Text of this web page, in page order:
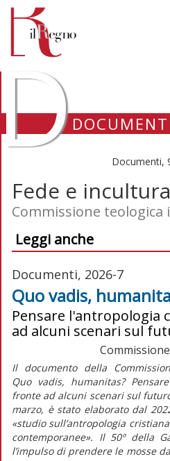
Documenti,
Fede e
Commissione
Leggi anche
Documenti, 2026-7
Quo vadis,
Pensare l'antropologia
ad alcuni scenari sul
Il documento della
Quo vadis, humanitas?
fronte ad alcuni scenari sul
marzo, è stato elaborato dal
«studio sull’antropologia
contemporanee». Il 50º della
l’impulso di prendere le mosse